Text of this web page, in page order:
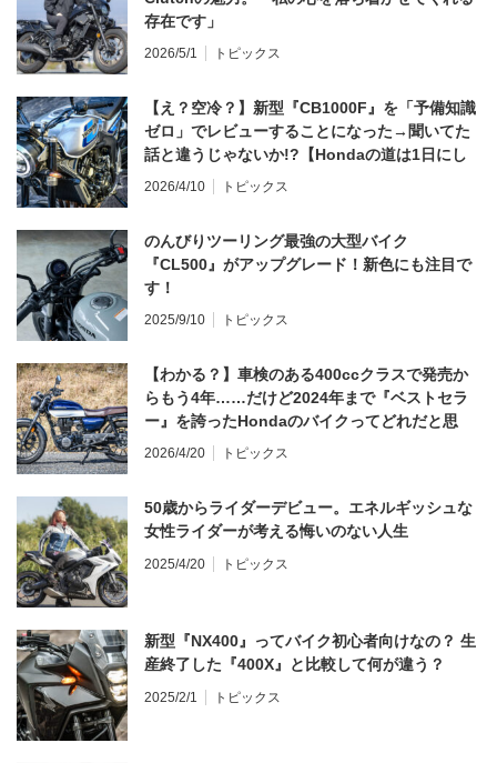
存在です」
2026/5/1 トピックス
【え？空冷？】新型『CB1000F』を「予備知識
ゼロ」でレビューすることになった→聞いてた
話と違うじゃないか!?【Hondaの道は1日にし
てならず／CB1000F ①第一印象 編】
2026/4/10 トピックス
のんびりツーリング最強の大型バイク
『CL500』がアップグレード！新色にも注目で
す！
2025/9/10 トピックス
【わかる？】車検のある400ccクラスで発売か
らもう4年……だけど2024年まで『ベストセラ
ー』を誇ったHondaのバイクってどれだと思
う？
2026/4/20 トピックス
50歳からライダーデビュー。エネルギッシュな
女性ライダーが考える悔いのない人生
2025/4/20 トピックス
新型『NX400』ってバイク初心者向けなの？ 生
産終了した『400X』と比較して何が違う？
2025/2/1 トピックス